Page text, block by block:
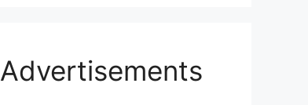
Advertisements